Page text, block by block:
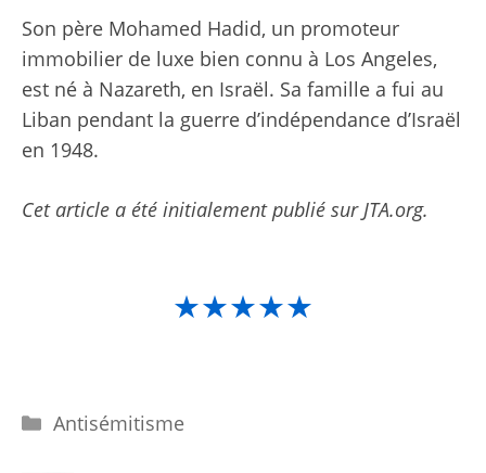
Son père Mohamed Hadid, un promoteur
immobilier de luxe bien connu à Los Angeles,
est né à Nazareth, en Israël. Sa famille a fui au
Liban pendant la guerre d’indépendance d’Israël
en 1948.
Cet article a été initialement publié sur JTA.org.
★★★★★
Catégories
Antisémitisme